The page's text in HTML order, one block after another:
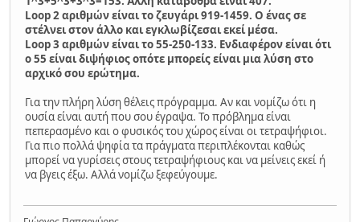
Loop 2 αριθμών είναι το ζευγάρι 919-1459. Ο ένας σε
στέλνει στον άλλο και εγκλωβίζεσαι εκεί μέσα.
Loop 3 αριθμών είναι το 55-250-133. Ενδιαφέρον είναι ότι
ο 55 είναι διψήφιος οπότε μπορείς είναι μια λύση στο
αρχικό σου ερώτημα.
Για την πλήρη λύση θέλεις πρόγραμμα. Αν και νομίζω ότι η
ουσία είναι αυτή που σου έγραψα. Το πρόβλημα είναι
πεπερασμένο και ο φυσικός του χώρος είναι οι τετραψήφιοι.
Για πιο πολλά ψηφία τα πράγματα περιπλέκονται καθώς
μπορεί να γυρίσεις στους τετραψήφιους και να μείνεις εκεί ή
να βγεις έξω. Αλλά νομίζω ξεφεύγουμε.